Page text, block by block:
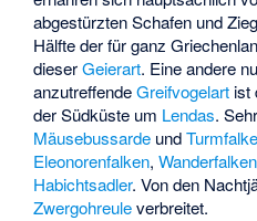
abgestürzten Schafen und
Hälfte der für ganz
dieserGeierart. Eine andere
anzutreffendeGreifvogelart ist
der Südküste um Lendas.
Mäusebussarde und
Eleonorenfalken,Wanderfalken
Habichtsadler. Von den
Zwergohreuleverbreitet.